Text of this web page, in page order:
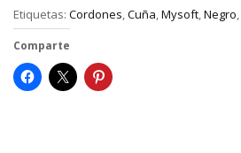
Etiquetas: Cordones,Cuña,Mysoft,Negro,
Comparte